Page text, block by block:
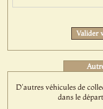
Valider
D'autres véhicules de
dans le